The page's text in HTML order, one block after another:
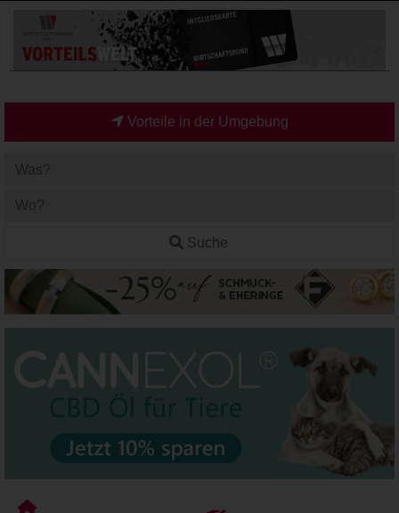
Vorteile in der Umgebung
Suche